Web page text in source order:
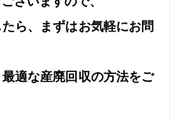
ら、まずはお気軽にお問
適な産廃回収の方法をご